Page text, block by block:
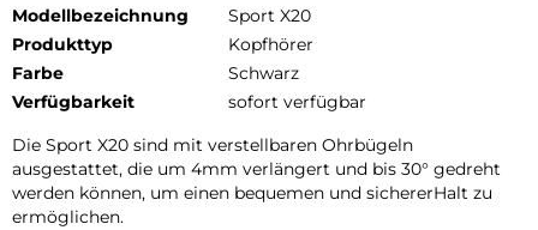
Modellbezeichnung
Sport X20
Produkttyp
Kopfhörer
Farbe
Schwarz
Verfügbarkeit
sofort verfügbar
Die Sport X20 sind mit verstellbaren Ohrbügeln
ausgestattet, die um 4mm verlängert und bis 30° gedreht
werden können, um einen bequemen und sichererHalt zu
ermöglichen.